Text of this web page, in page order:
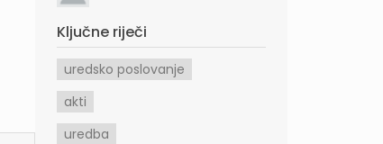
Ključne riječi
uredsko poslovanje
akti
uredba